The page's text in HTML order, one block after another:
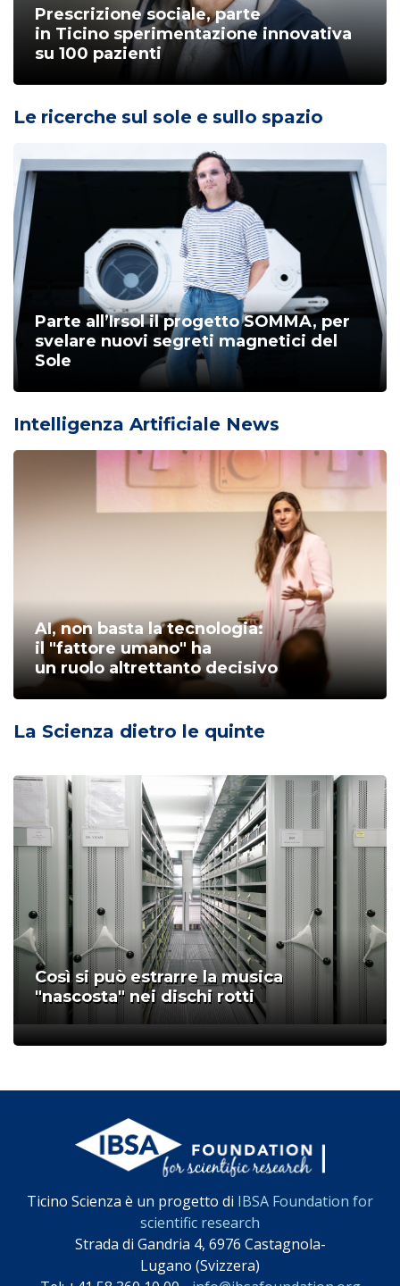
Prescrizione sociale, parte
in Ticino sperimentazione innovativa
su 100 pazienti
Le ricerche sul sole e sullo spazio
Parte all’Irsol il progetto SOMMA, per
svelare nuovi segreti magnetici del
Sole
Intelligenza Artificiale News
AI, non basta la tecnologia:
il "fattore umano" ha
un ruolo altrettanto decisivo
La Scienza dietro le quinte
Così si può estrarre la musica
"nascosta" nei dischi rotti
Ticino Scienza è un progetto di IBSA Foundation for
scientific research
Strada di Gandria 4, 6976 Castagnola-
Lugano (Svizzera)